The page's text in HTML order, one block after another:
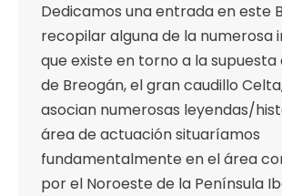
Dedicamos una entrada en este
recopilar alguna de la numerosa
que existe en torno a la supuesta
de Breogán, el gran caudillo
asocian numerosas leyendas/
área de actuación situaríamos
fundamentalmente en el área
por el Noroeste de la Península